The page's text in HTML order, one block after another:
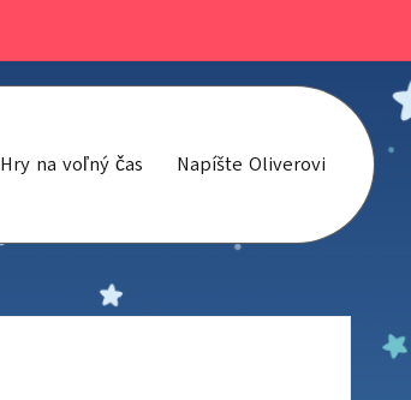
Hry na voľný čas Napíšte Oliverovi